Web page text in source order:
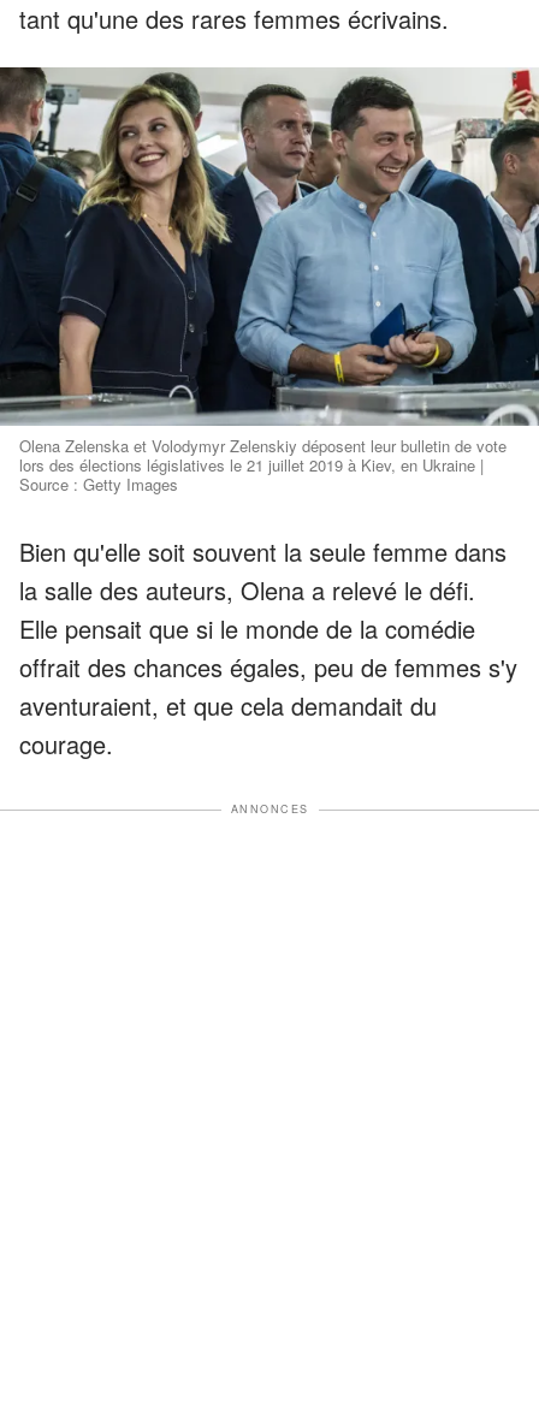
tant qu'une des rares femmes écrivains.
Olena Zelenska et Volodymyr Zelenskiy déposent leur bulletin de vote
lors des élections législatives le 21 juillet 2019 à Kiev, en Ukraine |
Source : Getty Images
Bien qu'elle soit souvent la seule femme dans
la salle des auteurs, Olena a relevé le défi.
Elle pensait que si le monde de la comédie
offrait des chances égales, peu de femmes s'y
aventuraient, et que cela demandait du
courage.
ANNONCES